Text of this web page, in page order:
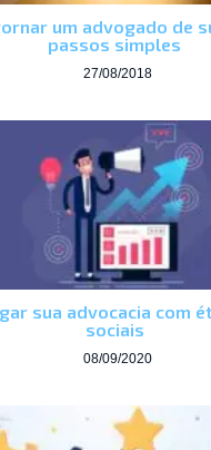
um advogado de
passos simples
27/08/2018
sua advocacia com
sociais
08/09/2020